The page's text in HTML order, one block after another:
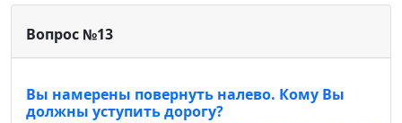
Вопрос №13
Вы намерены повернуть налево. Кому Вы
должны уступить дорогу?